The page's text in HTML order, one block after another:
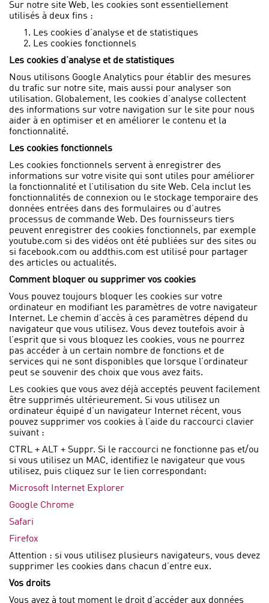
Sur notre site Web, les cookies sont essentiellement
utilisés à deux fins :
Les cookies d’analyse et de statistiques
Les cookies fonctionnels
Les cookies d’analyse et de statistiques
Nous utilisons Google Analytics pour établir des mesures
du trafic sur notre site, mais aussi pour analyser son
utilisation. Globalement, les cookies d’analyse collectent
des informations sur votre navigation sur le site pour nous
aider à en optimiser et en améliorer le contenu et la
fonctionnalité.
Les cookies fonctionnels
Les cookies fonctionnels servent à enregistrer des
informations sur votre visite qui sont utiles pour améliorer
la fonctionnalité et l’utilisation du site Web. Cela inclut les
fonctionnalités de connexion ou le stockage temporaire des
données entrées dans des formulaires ou d’autres
processus de commande Web. Des fournisseurs tiers
peuvent enregistrer des cookies fonctionnels, par exemple
youtube.com si des vidéos ont été publiées sur des sites ou
si facebook.com ou addthis.com est utilisé pour partager
des articles ou actualités.
Comment bloquer ou supprimer vos cookies
Vous pouvez toujours bloquer les cookies sur votre
ordinateur en modifiant les paramètres de votre navigateur
Internet. Le chemin d’accès à ces paramètres dépend du
navigateur que vous utilisez. Vous devez toutefois avoir à
l’esprit que si vous bloquez les cookies, vous ne pourrez
pas accéder à un certain nombre de fonctions et de
services qui ne sont disponibles que lorsque l’ordinateur
peut se souvenir des choix que vous avez faits.
Les cookies que vous avez déjà acceptés peuvent facilement
être supprimés ultérieurement. Si vous utilisez un
ordinateur équipé d’un navigateur Internet récent, vous
pouvez supprimer vos cookies à l’aide du raccourci clavier
suivant :
CTRL + ALT + Suppr. Si le raccourci ne fonctionne pas et/ou
si vous utilisez un MAC, identifiez le navigateur que vous
utilisez, puis cliquez sur le lien correspondant:
Microsoft Internet Explorer
Google Chrome
Safari
Firefox
Attention : si vous utilisez plusieurs navigateurs, vous devez
supprimer les cookies dans chacun d’entre eux.
Vos droits
Vous avez à tout moment le droit d’accéder aux données